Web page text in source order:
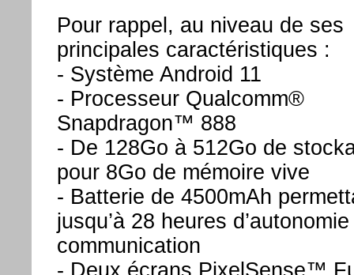
Pour rappel, au niveau de ses
principales caractéristiques :
- Système Android 11
- Processeur Qualcomm®
Snapdragon™ 888
- De 128Go à 512Go de
pour 8Go de mémoire vive
- Batterie de 4500mAh
jusqu’à 28 heures
communication